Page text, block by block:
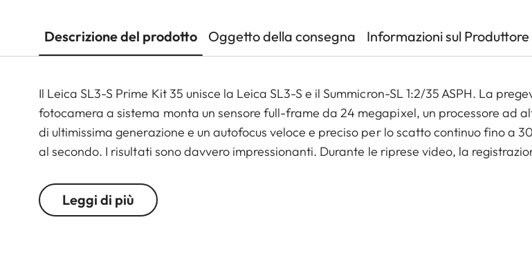
Descrizione del prodotto Oggetto della consegna Informazioni sul Produttore
Il Leica SL3-S Prime Kit 35 unisce la Leica SL3-S e il Summicron-SL 1:2/35 ASPH. La
fotocamera a sistema monta un sensore full-frame da 24 megapixel, un processore ad
di ultimissima generazione e un autofocus veloce e preciso per lo scatto continuo fino a
al secondo. I risultati sono davvero impressionanti. Durante le riprese video, la
di continuità, per un flusso di lavoro impeccabile. Infine, le numerose interfacce e la
ne fanno l’attrezzatura ideale per le produzioni fotografiche e video più esigenti.
Leggi di più